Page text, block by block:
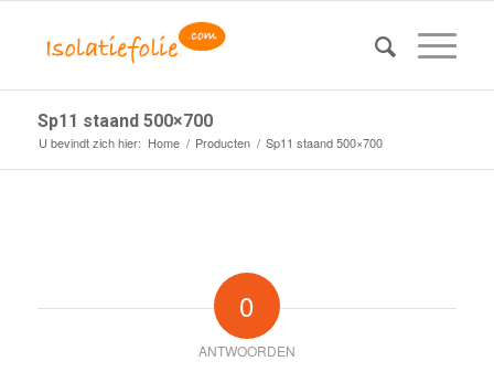
Sp11 staand 500×700
U bevindt zich hier: Home / Producten / Sp11 staand 500×700
0
ANTWOORDEN